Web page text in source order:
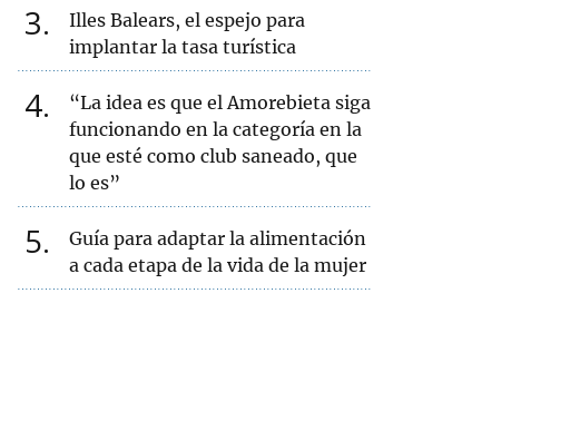
3
Illes Balears, el espejo para
implantar la tasa turística
4
“La idea es que el Amorebieta siga
funcionando en la categoría en la
que esté como club saneado, que
lo es”
5
Guía para adaptar la alimentación
a cada etapa de la vida de la mujer